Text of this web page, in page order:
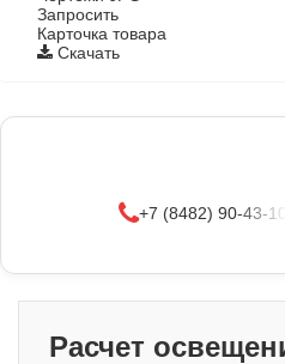
Запросить
Карточка товара
Скачать
+7 (8482) 90-43-10
Расчет